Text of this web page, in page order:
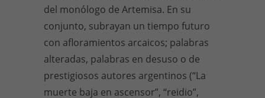
del monólogo de Artemisa. En su
conjunto, subrayan un tiempo futuro
con afloramientos arcaicos; palabras
alteradas, palabras en desuso o de
prestigiosos autores argentinos (“La
muerte baja en ascensor”, “reidio”,